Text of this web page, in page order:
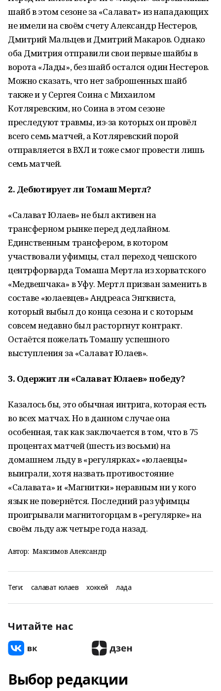
шайб в этом сезоне за «Салават» из нападающих
не имели на своём счету Александр Нестеров,
Дмитрий Мальцев и Дмитрий Макаров. Однако
оба Дмитрия отправили свои первые шайбы в
ворота «Лады», без шайб остался один Нестеров.
Можно сказать, что нет заброшенных шайб
также и у Сергея Соина с Михаилом
Котляревским, но Соина в этом сезоне
преследуют травмы, из-за которых он провёл
всего семь матчей, а Котляревский порой
отправляется в ВХЛ и тоже смог провести лишь
семь матчей.
2. Дебютирует ли Томаш Мертл?
«Салават Юлаев» не был активен на
трансферном рынке перед дедлайном.
Единственным трансфером, в котором
участвовали уфимцы, стал переход чешского
центрфорварда Томаша Мертла из хорватского
«Медвешчака» в Уфу. Мертл призван заменить в
составе «юлаевцев» Андреаса Энгквиста,
который выбыл до конца сезона и с которым
совсем недавно был расторгнут контракт.
Остаётся пожелать Томашу успешного
выступления за «Салават Юлаев».
3. Одержит ли «Салават Юлаев» победу?
Казалось бы, это обычная интрига, которая есть
во всех матчах. Но в данном случае она
особенная, так как заключается в том, что в 75
процентах матчей (шесть из восьми) на
домашнем льду в «регулярках» «юлаевцы»
выиграли, хотя назвать противостояние
«Салавата» и «Магнитки» неравным ни у кого
язык не повернётся. Последний раз уфимцы
проигрывали магнитогорцам в «регулярке» на
своём льду аж четыре года назад.
Автор: Максимов Александр
Теги: салават юлаев хоккей лада
Читайте нас
Выбор редакции